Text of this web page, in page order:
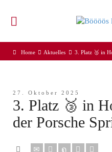
Home Aktuelles 3. Platz 🥉 in
27. Oktober 2025
3. Platz 🥉 in
der Porsche